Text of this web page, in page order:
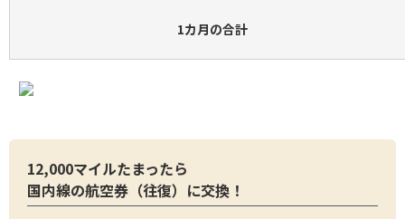
1カ月の合計
12,000マイルたまったら
国内線の航空券（往復）に交換！